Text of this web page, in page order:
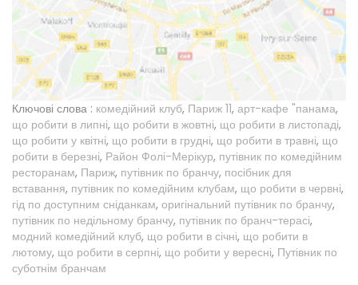
Ключові слова : комедійний клуб, Париж 11, арт-кафе "панама,
що робити в липні, що робити в жовтні, що робити в листопаді,
що робити у квітні, що робити в грудні, що робити в травні, що
робити в березні, Район Фолі-Мерікур, путівник по комедійним
ресторанам, Париж, путівник по бранчу, посібник для
вставання, путівник по комедійним клубам, що робити в червні,
гід по доступним сніданкам, оригінальний путівник по бранчу,
путівник по недільному бранчу, путівник по бранч-терасі,
модний комедійний клуб, що робити в січні, що робити в
лютому, що робити в серпні, що робити у вересні, Путівник по
суботнім бранчам